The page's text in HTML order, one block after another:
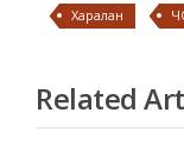
Харалан
Related